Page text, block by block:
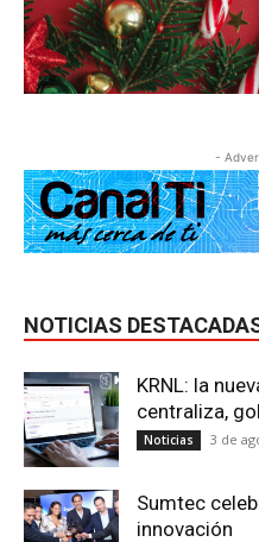
-
NOTICIAS
KRNL: la
centraliza,
Noticias 3 de
Sumtec
innovación